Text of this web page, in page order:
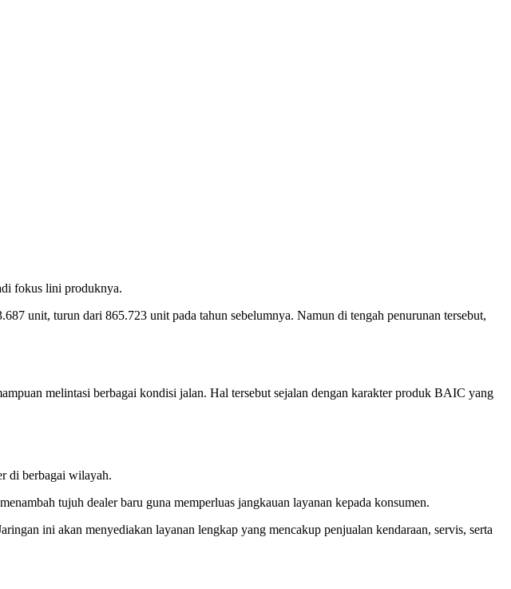
fokus lini produknya.
unit, turun dari 865.723 unit pada tahun sebelumnya. Namun di tengah penurunan tersebut,
melintasi berbagai kondisi jalan. Hal tersebut sejalan dengan karakter produk BAIC yang
di berbagai wilayah.
tujuh dealer baru guna memperluas jangkauan layanan kepada konsumen.
ini akan menyediakan layanan lengkap yang mencakup penjualan kendaraan, servis, serta